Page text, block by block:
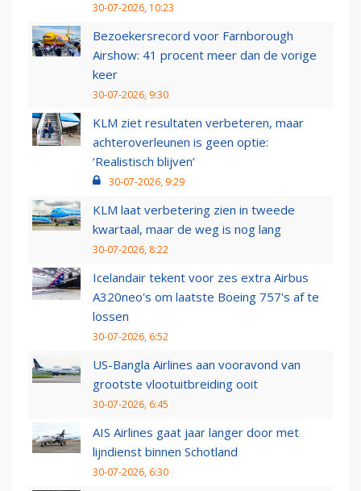
30-07-2026, 10:23
Bezoekersrecord voor Farnborough
Airshow: 41 procent meer dan de vorige
keer
30-07-2026, 9:30
KLM ziet resultaten verbeteren, maar
achteroverleunen is geen optie:
‘Realistisch blijven’
30-07-2026, 9:29
KLM laat verbetering zien in tweede
kwartaal, maar de weg is nog lang
30-07-2026, 8:22
Icelandair tekent voor zes extra Airbus
A320neo's om laatste Boeing 757's af te
lossen
30-07-2026, 6:52
US-Bangla Airlines aan vooravond van
grootste vlootuitbreiding ooit
30-07-2026, 6:45
AIS Airlines gaat jaar langer door met
lijndienst binnen Schotland
30-07-2026, 6:30